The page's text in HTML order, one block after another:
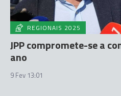
REGIONAIS 2025
JPP compromete-se a
ano
9 Fev 13:01